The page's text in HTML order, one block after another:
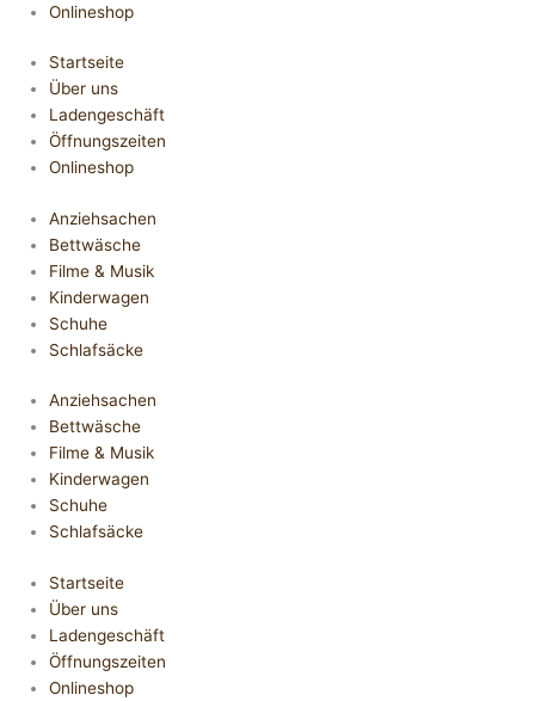
Onlineshop
Startseite
Über uns
Ladengeschäft
Öffnungszeiten
Onlineshop
Anziehsachen
Bettwäsche
Filme & Musik
Kinderwagen
Schuhe
Schlafsäcke
Anziehsachen
Bettwäsche
Filme & Musik
Kinderwagen
Schuhe
Schlafsäcke
Startseite
Über uns
Ladengeschäft
Öffnungszeiten
Onlineshop